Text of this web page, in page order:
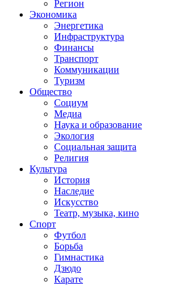
Регион
Экономика
Энергетика
Инфраструктура
Финансы
Транспорт
Коммуникации
Туризм
Общество
Социум
Медиа
Наука и образование
Экология
Социальная защита
Религия
Культура
История
Наследие
Искусство
Театр, музыка, кино
Спорт
Футбол
Борьба
Гимнастика
Дзюдо
Карате